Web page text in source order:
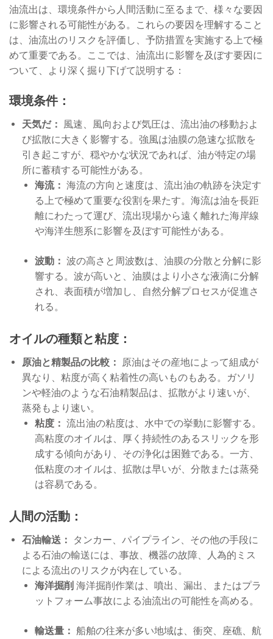
油流出は、環境条件から人間活動に至るまで、様々な要因
に影響される可能性がある。これらの要因を理解すること
は、油流出のリスクを評価し、予防措置を実施する上で極
めて重要である。ここでは、油流出に影響を及ぼす要因に
ついて、より深く掘り下げて説明する：
環境条件：
天気だ： 風速、風向および気圧は、流出油の移動およ
び拡散に大きく影響する。強風は油膜の急速な拡散を
引き起こすが、穏やかな状況であれば、油が特定の場
所に蓄積する可能性がある。
海流： 海流の方向と速度は、流出油の軌跡を決定す
る上で極めて重要な役割を果たす。海流は油を長距
離にわたって運び、流出現場から遠く離れた海岸線
や海洋生態系に影響を及ぼす可能性がある。
波動： 波の高さと周波数は、油膜の分散と分解に影
響する。波が高いと、油膜はより小さな液滴に分解
され、表面積が増加し、自然分解プロセスが促進さ
れる。
オイルの種類と粘度：
原油と精製品の比較： 原油はその産地によって組成が
異なり、粘度が高く粘着性の高いものもある。ガソリ
ンや軽油のような石油精製品は、拡散がより速いが、
蒸発もより速い。
粘度： 流出油の粘度は、水中での挙動に影響する。
高粘度のオイルは、厚く持続性のあるスリックを形
成する傾向があり、その浄化は困難である。一方、
低粘度のオイルは、拡散は早いが、分散または蒸発
は容易である。
人間の活動：
石油輸送：
タンカー、パイプライン、その他の手段に
よる石油の輸送には、事故、機器の故障、人為的ミス
による流出のリスクが内在している。
海洋掘削 海洋掘削作業は、噴出、漏出、またはプラ
ットフォーム事故による油流出の可能性を高める。
輸送量： 船舶の往来が多い地域は、衝突、座礁、航